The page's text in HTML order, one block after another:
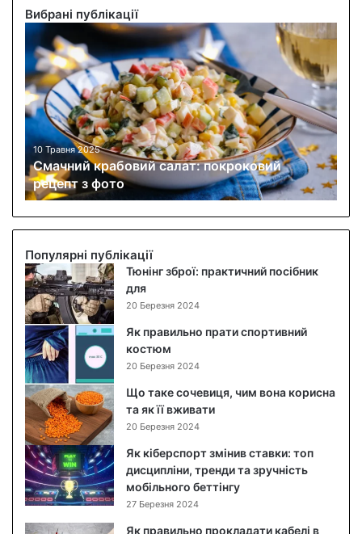
Вибрані публікації
С
м
ч
н
и
й
к
р
а
б
о
в
и
й
с
а
л
а
т
:
п
о
к
р
о
к
о
в
и
10 Травня 2025
Смачний крабовий салат: покроковий
рецепт з фото
Популярні публікації
Тюнінг зброї: практичний посібник
для
20 Березня 2024
Як правильно прати спортивний
костюм
20 Березня 2024
Що таке сочевиця, чим вона корисна
та як її вживати
20 Березня 2024
Як кіберспорт змінив ставки: топ
дисципліни, тренди та зручність
мобільного беттінгу
27 Березня 2024
Як правильно прокладати кабелі в